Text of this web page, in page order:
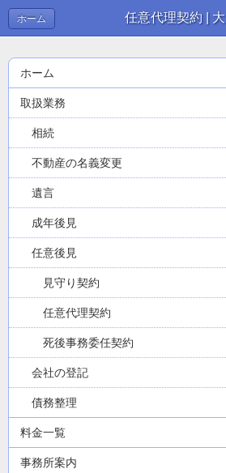
ホーム
ホーム
取扱業務
相続
不動産の名義変更
遺言
成年後見
任意後見
見守り契約
任意代理契約
死後事務委任契約
会社の登記
債務整理
料金一覧
事務所案内